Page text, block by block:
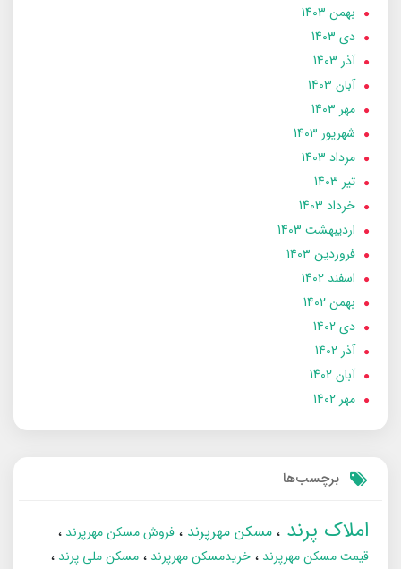
بهمن 1403
دی 1403
آذر 1403
آبان 1403
مهر 1403
شهریور 1403
مرداد 1403
تير 1403
خرداد 1403
ارديبهشت 1403
فروردین 1403
اسفند 1402
بهمن 1402
دی 1402
آذر 1402
آبان 1402
مهر 1402
برچسب‌ها
املاک پرند مسکن مهرپرند
فروش مسکن مهرپرند
قیمت مسکن مهرپرند
خریدمسکن مهرپرند
مسکن ملی پرند